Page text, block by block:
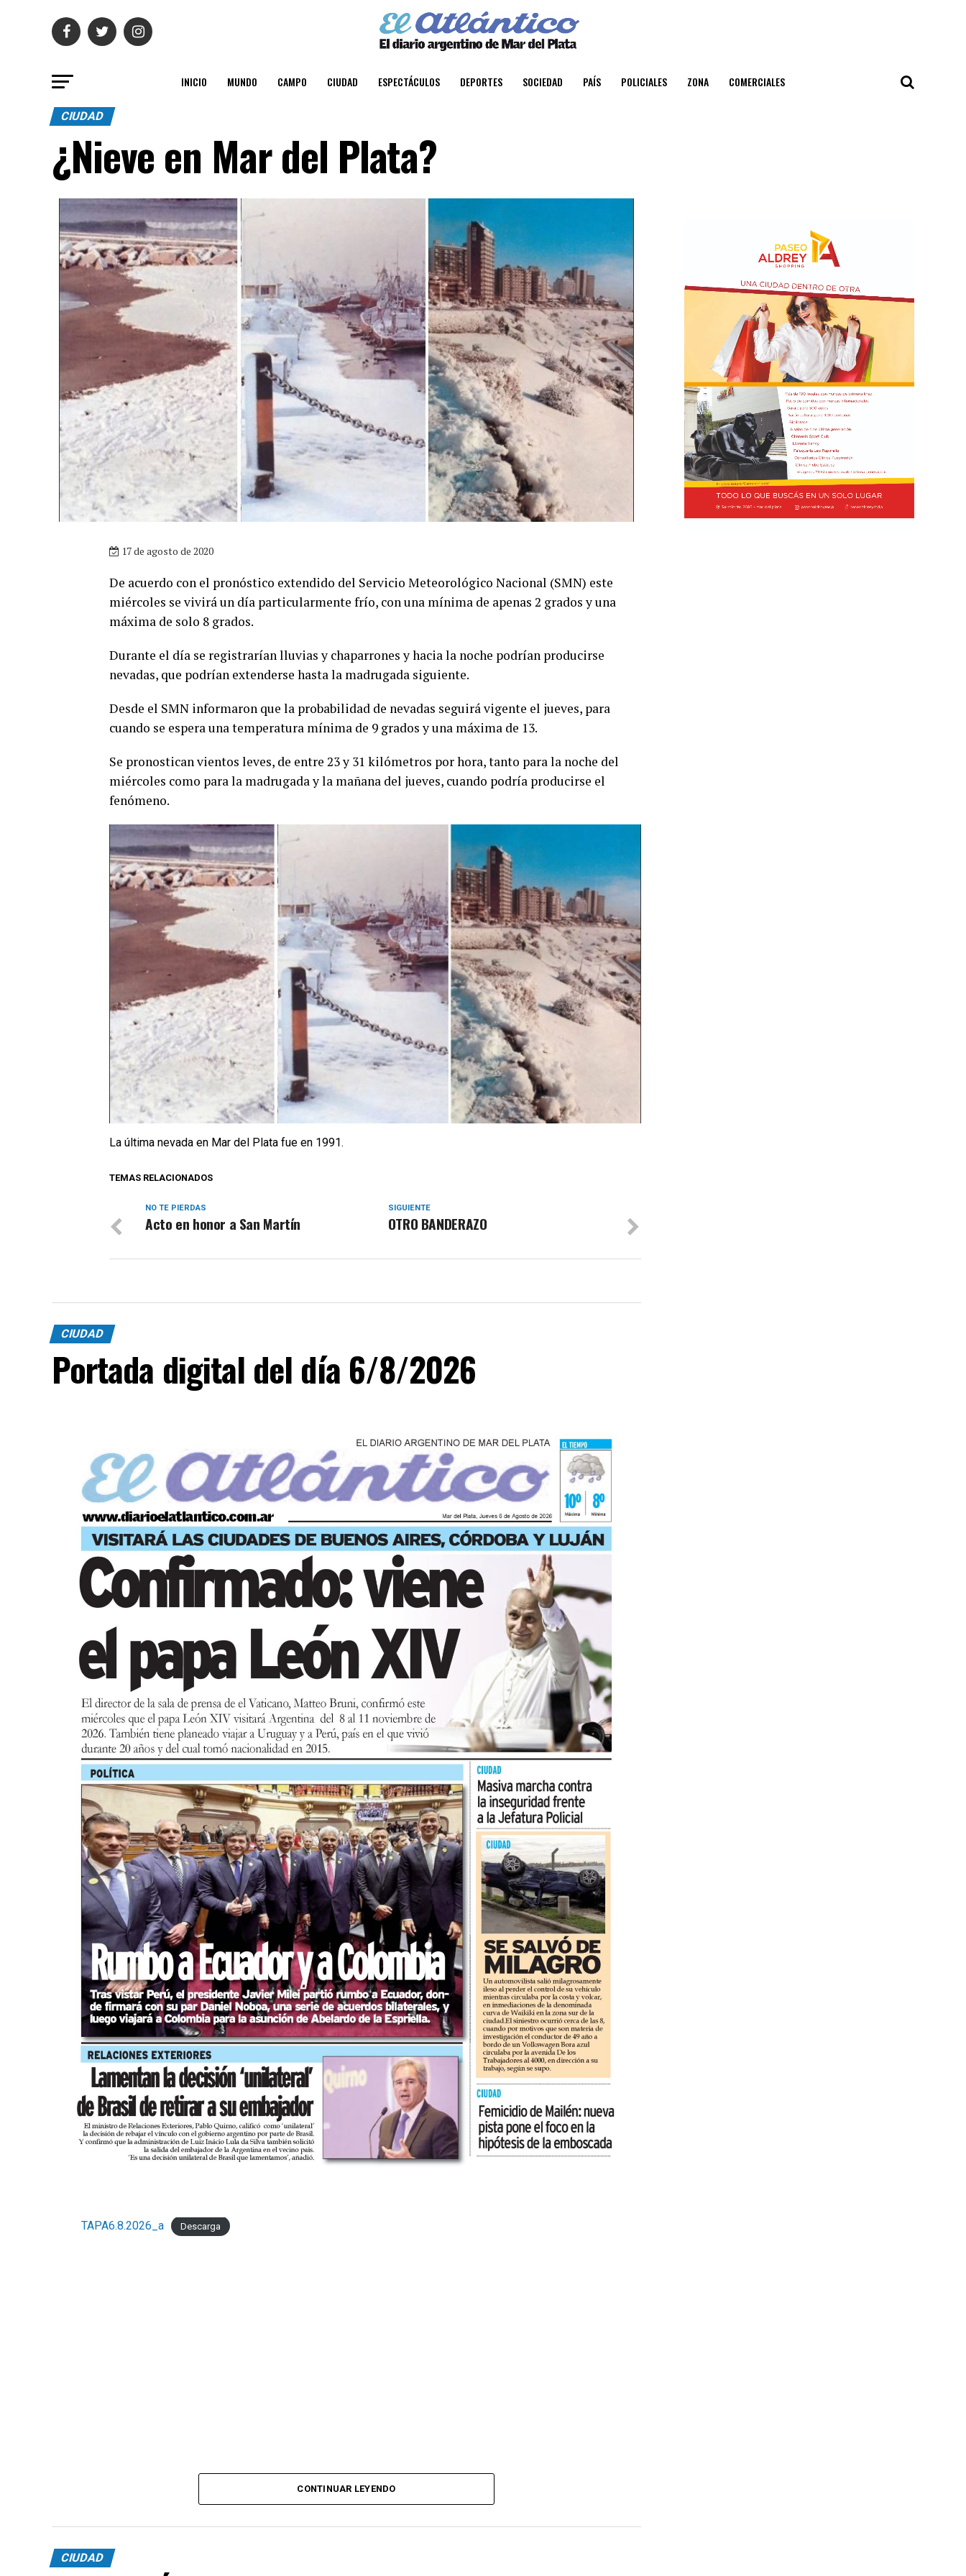
INICIO MUNDO CAMPO CIUDAD ESPECTÁCULOS DEPORTES SOCIEDAD PAÍS POLICIALES ZONA COMERCIALES
CIUDAD
¿Nieve en Mar del Plata?
17 de agosto de 2020
De acuerdo con el pronóstico extendido del Servicio Meteorológico Nacional (SMN) este
miércoles se vivirá un día particularmente frío, con una mínima de apenas 2 grados y una
máxima de solo 8 grados.
Durante el día se registrarían lluvias y chaparrones y hacia la noche podrían producirse
nevadas, que podrían extenderse hasta la madrugada siguiente.
Desde el SMN informaron que la probabilidad de nevadas seguirá vigente el jueves, para
cuando se espera una temperatura mínima de 9 grados y una máxima de 13.
Se pronostican vientos leves, de entre 23 y 31 kilómetros por hora, tanto para la noche del
miércoles como para la madrugada y la mañana del jueves, cuando podría producirse el
fenómeno.
La última nevada en Mar del Plata fue en 1991.
TEMAS RELACIONADOS
SIGUIENTE
OTRO BANDERAZO
NO TE PIERDAS
Acto en honor a San Martín
CIUDAD
Portada digital del día 6/8/2026
TAPA6.8.2026_a Descarga
CONTINUAR LEYENDO
CIUDAD